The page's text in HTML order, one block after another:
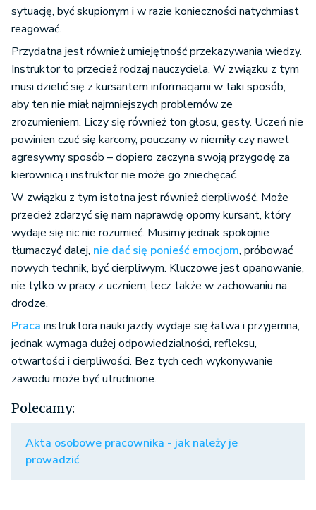
sytuację, być skupionym i w razie konieczności natychmiast
reagować.
Przydatna jest również umiejętność przekazywania wiedzy.
Instruktor to przecież rodzaj nauczyciela. W związku z tym
musi dzielić się z kursantem informacjami w taki sposób,
aby ten nie miał najmniejszych problemów ze
zrozumieniem. Liczy się również ton głosu, gesty. Uczeń nie
powinien czuć się karcony, pouczany w niemiły czy nawet
agresywny sposób – dopiero zaczyna swoją przygodę za
kierownicą i instruktor nie może go zniechęcać.
W związku z tym istotna jest również cierpliwość. Może
przecież zdarzyć się nam naprawdę oporny kursant, który
wydaje się nic nie rozumieć. Musimy jednak spokojnie
tłumaczyć dalej, nie dać się ponieść emocjom, próbować
nowych technik, być cierpliwym. Kluczowe jest opanowanie,
nie tylko w pracy z uczniem, lecz także w zachowaniu na
drodze.
Praca instruktora nauki jazdy wydaje się łatwa i przyjemna,
jednak wymaga dużej odpowiedzialności, refleksu,
otwartości i cierpliwości. Bez tych cech wykonywanie
zawodu może być utrudnione.
Polecamy:
Akta osobowe pracownika - jak należy je
prowadzić